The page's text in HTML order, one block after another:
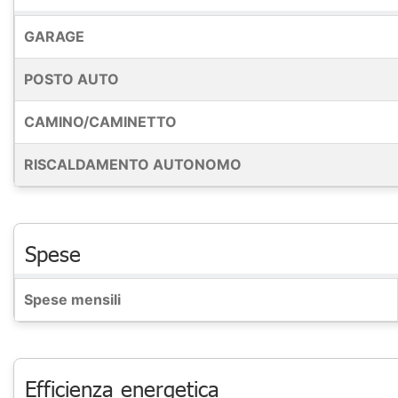
GARAGE
POSTO AUTO
CAMINO/CAMINETTO
RISCALDAMENTO AUTONOMO
Spese
Spese mensili
Efficienza energetica